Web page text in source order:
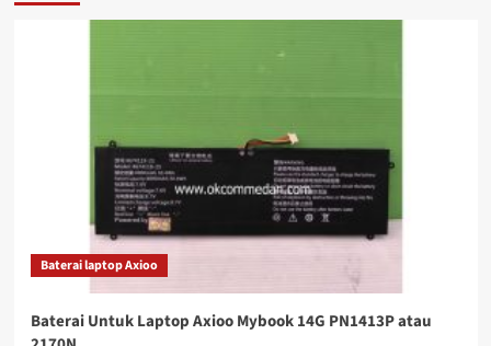
Baterai laptop Axioo
Baterai Untuk Laptop Axioo Mybook 14G PN1413P atau